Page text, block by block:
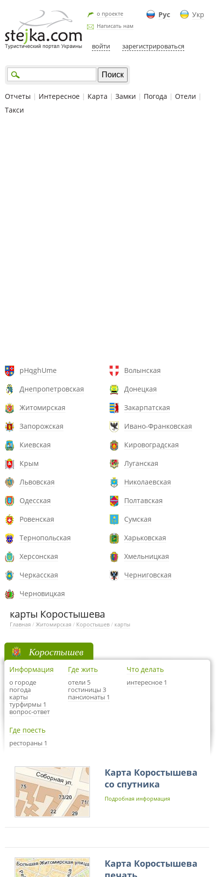
Рус Укр
о проекте
Написать нам
войти зарегистрироваться
Отчеты | Интересное | Карта | Замки | Погода | Отели |
Такси
pHqghUme
Волынская
Днепропетровская
Донецкая
Житомирская
Закарпатская
Запорожская
Ивано-Франковская
Киевская
Кировоградская
Крым
Луганская
Львовская
Николаевская
Одесская
Полтавская
Ровенская
Сумская
Тернопольская
Харьковская
Херсонская
Хмельницкая
Черкасская
Черниговская
Черновицкая
карты Коростышева
Главная / Житомирская / Коростышев / карты
Коростышев
Информация
о городе
погода
карты
турфирмы 1
вопрос-ответ
Где жить
отели 5
гостиницы 3
пансионаты 1
Что делать
интересное 1
Где поесть
рестораны 1
Карта Коростышева
со спутника
Подробная информация
Карта Коростышева